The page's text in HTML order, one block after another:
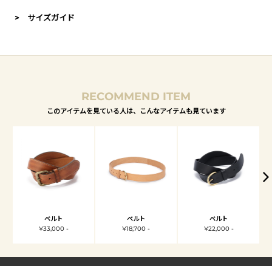
> サイズガイド
RECOMMEND ITEM
このアイテムを見ている人は、こんなアイテムも見ています
ベルト
¥33,000 -
ベルト
¥18,700 -
ベルト
¥22,000 -